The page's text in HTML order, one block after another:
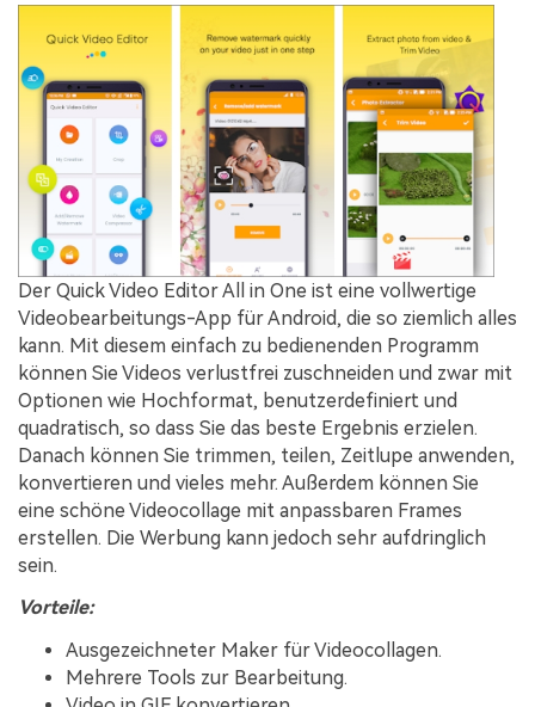
Der Quick Video Editor All in One ist eine vollwertige
Videobearbeitungs-App für Android, die so ziemlich alles
kann. Mit diesem einfach zu bedienenden Programm
können Sie Videos verlustfrei zuschneiden und zwar mit
Optionen wie Hochformat, benutzerdefiniert und
quadratisch, so dass Sie das beste Ergebnis erzielen.
Danach können Sie trimmen, teilen, Zeitlupe anwenden,
konvertieren und vieles mehr. Außerdem können Sie
eine schöne Videocollage mit anpassbaren Frames
erstellen. Die Werbung kann jedoch sehr aufdringlich
sein.
Vorteile:
Ausgezeichneter Maker für Videocollagen.
Mehrere Tools zur Bearbeitung.